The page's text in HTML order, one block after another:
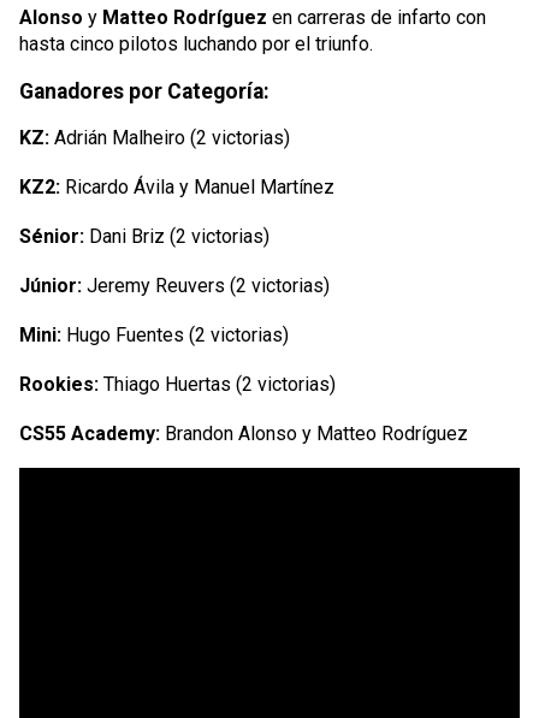
Alonso y Matteo Rodríguez en carreras de infarto con
hasta cinco pilotos luchando por el triunfo.
Ganadores por Categoría:
KZ: Adrián Malheiro (2 victorias)
KZ2: Ricardo Ávila y Manuel Martínez
Sénior: Dani Briz (2 victorias)
Júnior: Jeremy Reuvers (2 victorias)
Mini: Hugo Fuentes (2 victorias)
Rookies: Thiago Huertas (2 victorias)
CS55 Academy: Brandon Alonso y Matteo Rodríguez